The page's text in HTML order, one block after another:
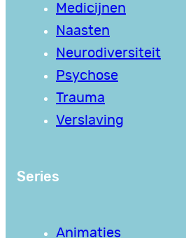
Medicijnen
Naasten
Neurodiversiteit
Psychose
Trauma
Verslaving
Series
Animaties